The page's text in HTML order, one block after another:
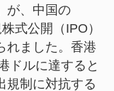
が、中国の
式公開（IPO）
れました。香港
ドルに達すると
規制に対抗する